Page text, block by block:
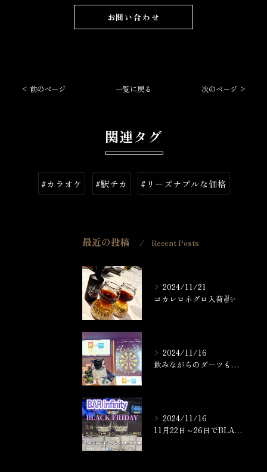
お問い合わせ
< 前のページ 一覧に戻る 次のページ >
関連タグ
#カラオケ #駅チカ #リーズナブルな価格
最近の投稿 Recent Posts
2024/11/21
コカレロネグロ入荷✌️✨
2024/11/16
飲みながらのダーツもなかなか楽しいですよ🎯🍸
2024/11/16
11月22日～26日でBLACK FRIDAYを開催いたしま...